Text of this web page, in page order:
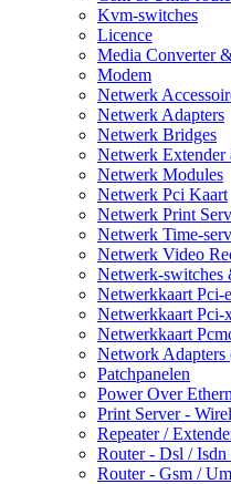
Kvm-switches
Licence
Media Converter
Modem
Netwerk
Netwerk Adapters
Netwerk Bridges
Netwerk Extender
Netwerk Modules
Netwerk Pci Kaart
Netwerk Print
Netwerk Time-
Netwerk Video
Netwerk-switches
Netwerkkaart Pci-e
Netwerkkaart Pci-
Netwerkkaart
Network Adapters
Patchpanelen
Power Over
Print Server -
Repeater /
Router - Dsl / Isdn
Router - Gsm /